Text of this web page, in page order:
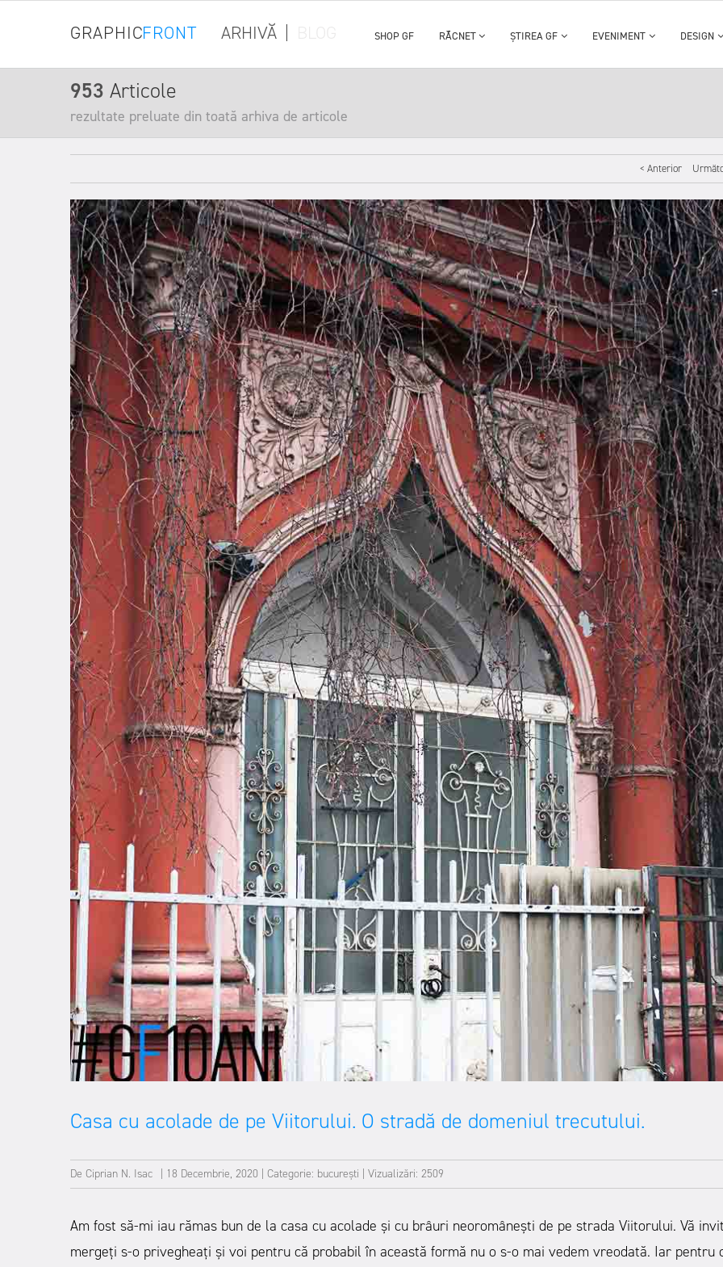
GRAPHICFRONT ARHIVĂ SHOP GF RĂCNET ȘTIREA GF EVENIMENT DESIGN
953 Articole
rezultate preluate din toată arhiva de articole
< Anterior
Casa cu acolade de pe Viitorului. O stradă de domeniul trecutului.
De Ciprian N. Isac | 18 Decembrie, 2020 | Categorie: bucurești | Vizualizări: 2509
Am fost să-mi iau rămas bun de la casa cu acolade și cu brâuri neoromânești de pe strada Viitorului. Vă
mergeți s-o privegheați și voi pentru că probabil în această formă nu o s-o mai vedem vreodată. Iar pentru